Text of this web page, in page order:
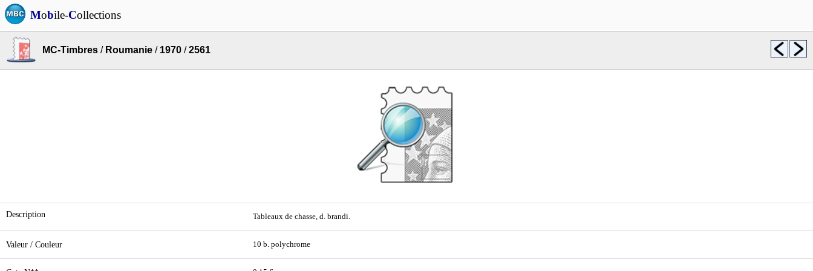
Mobile-Collections
MC-Timbres / Roumanie / 1970 /2561
Description Tableaux de chasse, d. brandi.
Valeur / Couleur 10 b. polychrome